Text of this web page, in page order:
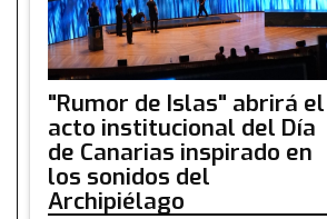
"Rumor de Islas" abrirá el
acto institucional del Día
de Canarias inspirado en
los sonidos del
Archipiélago